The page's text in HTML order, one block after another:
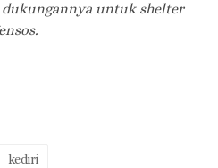
untuk shelter
kediri